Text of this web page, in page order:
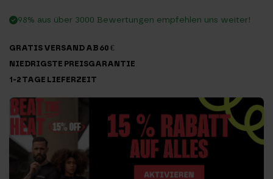
98% aus über 3000 Bewertungen empfehlen uns weiter!
GRATIS VERSAND AB 60 €
NIEDRIGSTE PREISGARANTIE
1-2 TAGE LIEFERZEIT